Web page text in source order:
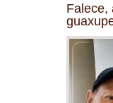
Falece,